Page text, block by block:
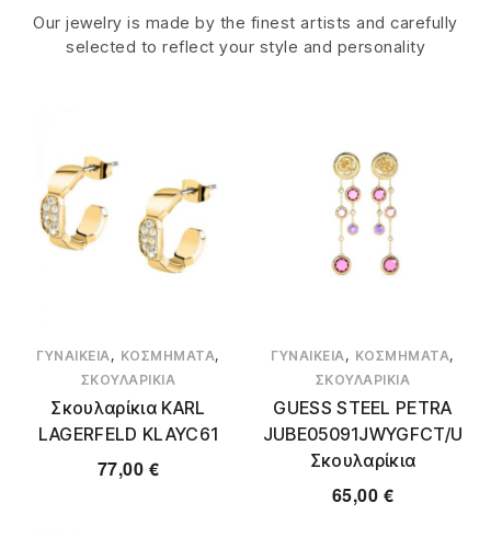
Our jewelry is made by the finest artists and carefully
selected to reflect your style and personality
ΓΥΝΑΙΚΕΊΑ, ΚΟΣΜΉΜΑΤΑ,
ΣΚΟΥΛΑΡΊΚΙΑ
Σκουλαρίκια KARL
LAGERFELD KLAYC61
77,00 €
ΓΥΝΑΙΚΕΊΑ, ΚΟΣΜΉΜΑΤΑ,
ΣΚΟΥΛΑΡΊΚΙΑ
GUESS STEEL PETRA
JUBE05091JWYGFCT/U
Σκουλαρίκια
65,00 €